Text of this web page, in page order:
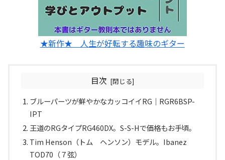
★新作★ 人生が好転する趣味のギター
目次
ブルーパーツが鮮やかなカッコイイRG｜RGR6BSP-
IPT
王道のRGタイプRG460DX。S-S-Hで価格もお手頃。
Tim Henson（トム ヘンソン）モデル。Ibanez
TOD70（７弦）